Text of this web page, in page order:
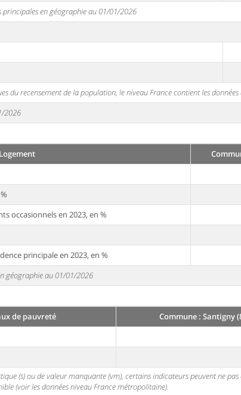
principales en géographie au 01/01/2026
du recensement de la population, le niveau France contient les
2026
Logement
occasionnels en 2023, en %
principale en 2023, en %
géographie au 01/01/2026
de pauvreté Commune : Santigny
(s) ou de valeur manquante (vm), certains indicateurs peuvent ne
(voir les données niveau France métropolitaine).